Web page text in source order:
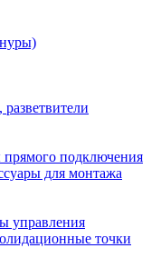
подключения
для монтажа
управления
точки